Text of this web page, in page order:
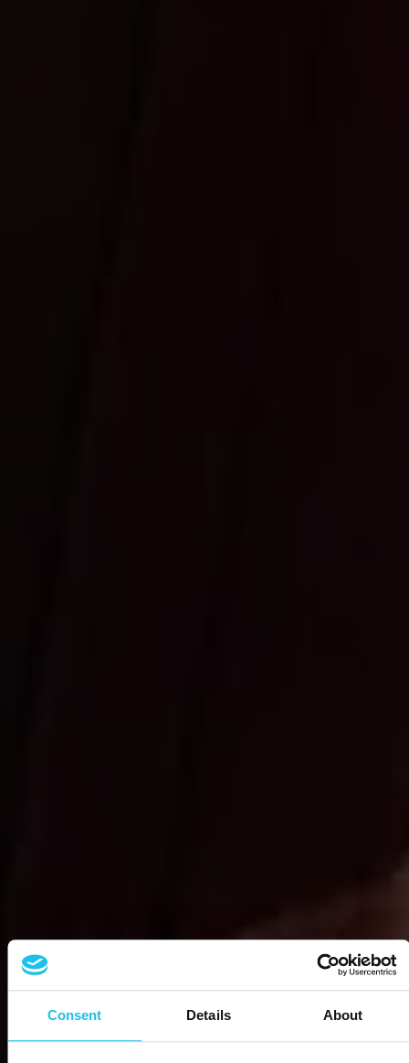
Consent Details About